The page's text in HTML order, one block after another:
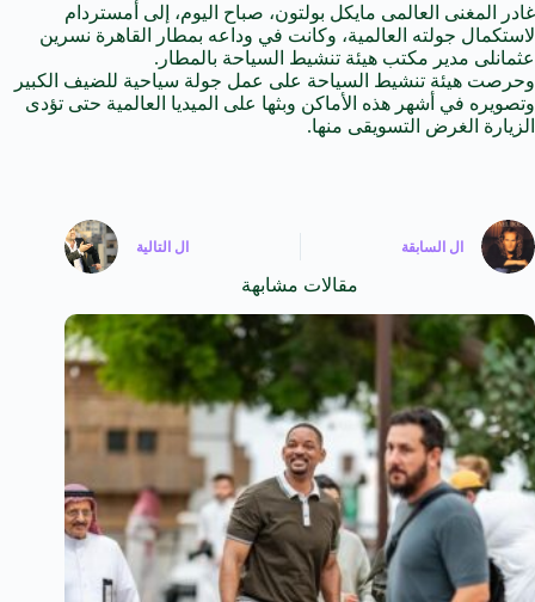
غادر المغنى العالمى مايكل بولتون، صباح اليوم، إلى أمستردام
لاستكمال جولته العالمية، وكانت في وداعه بمطار القاهرة نسرين
عثمانلى مدير مكتب هيئة تنشيط السياحة بالمطار.
وحرصت هيئة تنشيط السياحة على عمل جولة سياحية للضيف الكبير
وتصويره في أشهر هذه الأماكن وبثها على الميديا العالمية حتى تؤدى
الزيارة الغرض التسويقى منها.
ال السابقة ال التالية
مقالات مشابهة